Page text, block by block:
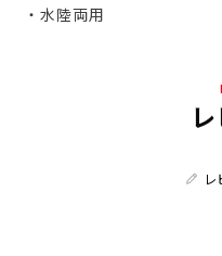
・水陸両用